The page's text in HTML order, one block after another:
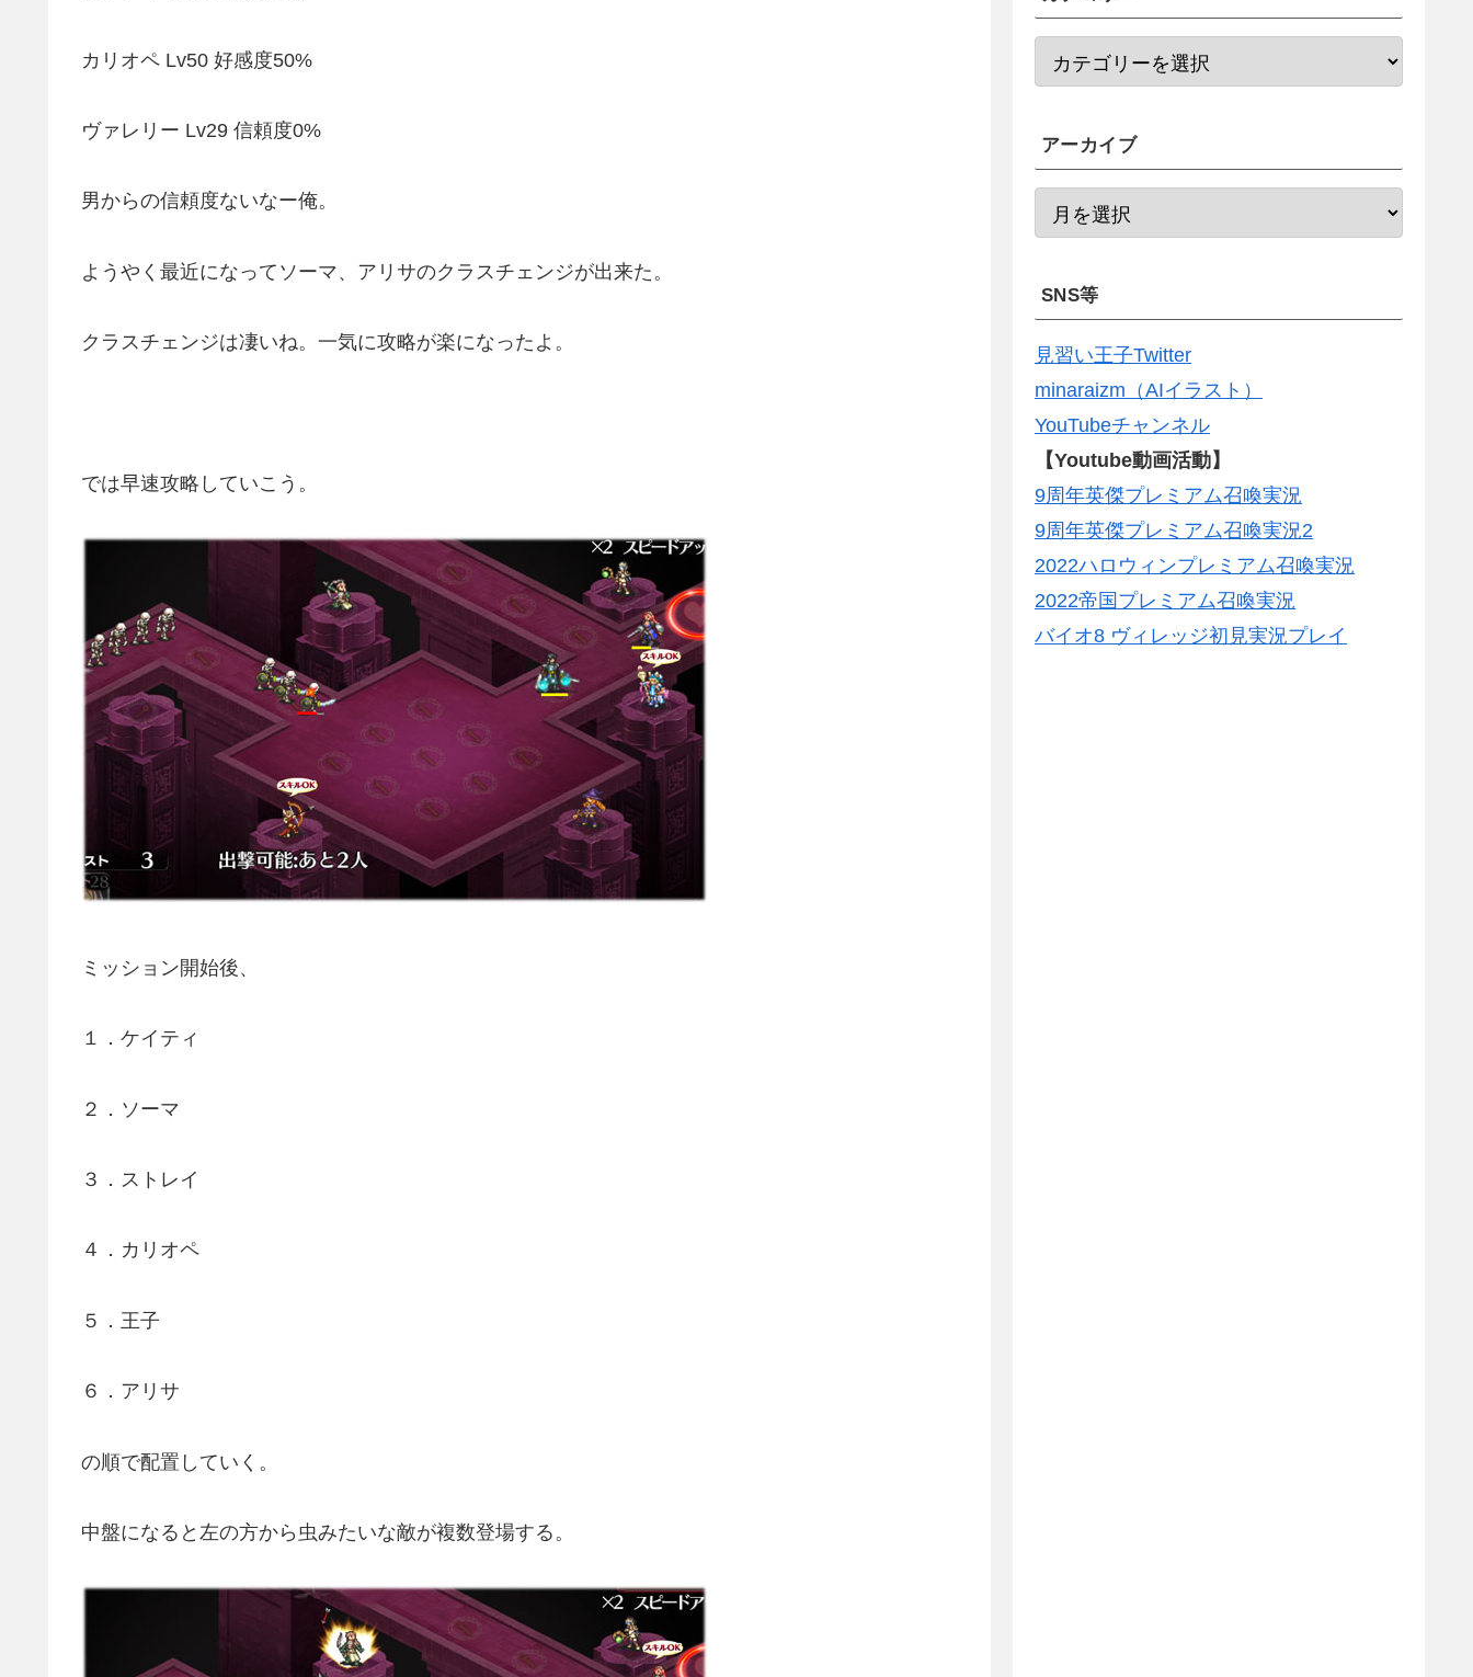
カリオペ Lv50 好感度50%
ヴァレリー Lv29 信頼度0%
男からの信頼度ないなー俺。
ようやく最近になってソーマ、アリサのクラスチェンジが出来た。
クラスチェンジは凄いね。一気に攻略が楽になったよ。
では早速攻略していこう。
ミッション開始後、
１．ケイティ
２．ソーマ
３．ストレイ
４．カリオペ
５．王子
６．アリサ
の順で配置していく。
中盤になると左の方から虫みたいな敵が複数登場する。
アーカイブ
SNS等
見習い王子Twitter
minaraizm（AIイラスト）
YouTubeチャンネル
【Youtube動画活動】
9周年英傑プレミアム召喚実況
9周年英傑プレミアム召喚実況2
2022ハロウィンプレミアム召喚実況
2022帝国プレミアム召喚実況
バイオ8 ヴィレッジ初見実況プレイ